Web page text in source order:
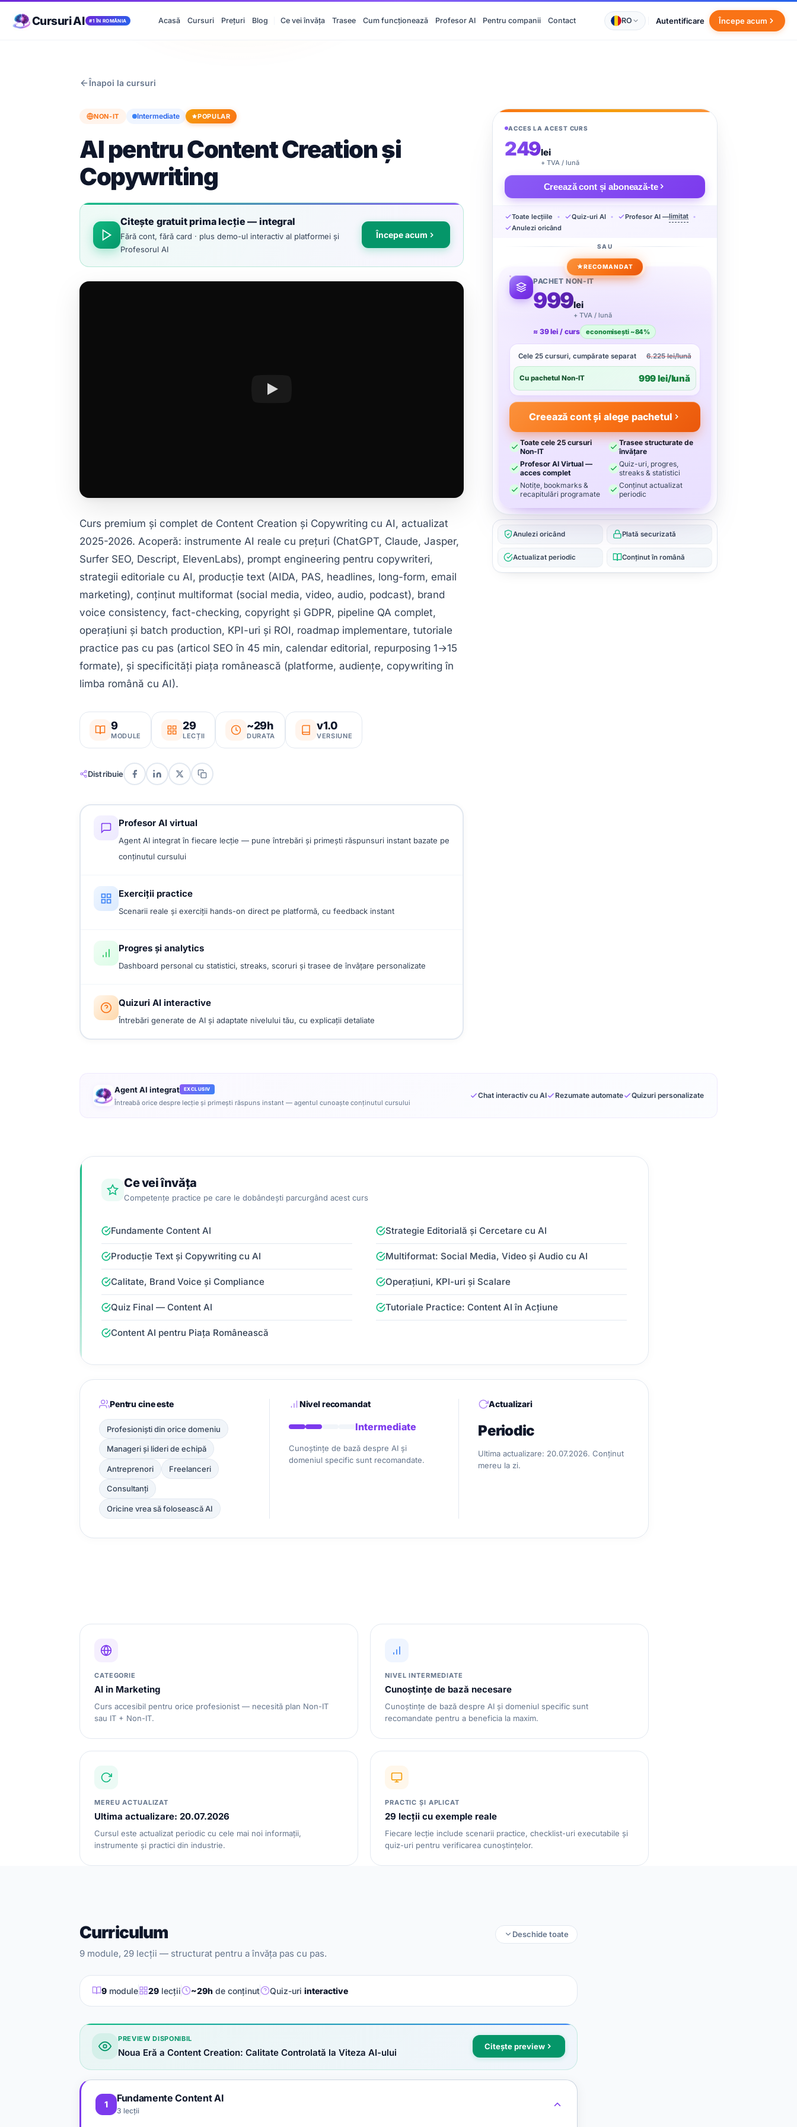
Cursuri AI #1 ÎN ROMÂNIA Acasă Cursuri Prețuri Blog Ce vei învăța Trasee Cum funcționează Profesor AI Pentru companii Contact RO Autentificare Începe acum
Înapoi la cursuri
NON-IT Intermediate POPULAR
AI pentru Content Creation și
Copywriting
Citește gratuit prima lecție — integral
Fără cont, fără card · plus demo-ul interactiv al platformei și
Profesorul AI
Începe acum
Curs premium și complet de Content Creation și Copywriting cu AI, actualizat
2025-2026. Acoperă: instrumente AI reale cu prețuri (ChatGPT, Claude, Jasper,
Surfer SEO, Descript, ElevenLabs), prompt engineering pentru copywriteri,
strategii editoriale cu AI, producție text (AIDA, PAS, headlines, long-form, email
marketing), conținut multiformat (social media, video, audio, podcast), brand
voice consistency, fact-checking, copyright și GDPR, pipeline QA complet,
operațiuni și batch production, KPI-uri și ROI, roadmap implementare, tutoriale
practice pas cu pas (articol SEO în 45 min, calendar editorial, repurposing 1→15
formate), și specificități piața românească (platforme, audiențe, copywriting în
limba română cu AI).
9
MODULE
29
LECȚII
~29h
DURATA
v1.0
VERSIUNE
Distribuie
Profesor AI virtual
Agent AI integrat în fiecare lecție — pune întrebări și primești răspunsuri instant bazate pe
conținutul cursului
Exerciții practice
Scenarii reale și exerciții hands-on direct pe platformă, cu feedback instant
Progres și analytics
Dashboard personal cu statistici, streaks, scoruri și trasee de învățare personalizate
Quizuri AI interactive
Întrebări generate de AI și adaptate nivelului tău, cu explicații detaliate
ACCES LA ACEST CURS
249lei
+ TVA / lună
Creează cont și abonează-te
Toate lecțiile Quiz-uri AI Profesor AI —limitat
Anulezi oricând
SAU
RECOMANDAT
PACHET NON-IT
999lei
+ TVA / lună
≈ 39 lei / curs economisești ~84%
Cele 25 cursuri, cumpărate separat 6.225 lei/lună
Cu pachetul Non-IT 999 lei/lună
Creează cont și alege pachetul
Toate cele 25 cursuri
Non-IT
Trasee structurate de
învățare
Profesor AI Virtual —
acces complet
Quiz-uri, progres,
streaks & statistici
Notițe, bookmarks &
recapitulări programate
Conținut actualizat
periodic
Anulezi oricând Plată securizată
Actualizat periodic Conținut în română
Agent AI integrat EXCLUSIV
Întreabă orice despre lecție și primești răspuns instant — agentul cunoaște conținutul cursului
Chat interactiv cu AI Rezumate automate Quizuri personalizate
Ce vei învăța
Competențe practice pe care le dobândești parcurgând acest curs
Fundamente Content AI Strategie Editorială și Cercetare cu AI
Producție Text și Copywriting cu AI Multiformat: Social Media, Video și Audio cu AI
Calitate, Brand Voice și Compliance Operațiuni, KPI-uri și Scalare
Quiz Final — Content AI Tutoriale Practice: Content AI în Acțiune
Content AI pentru Piața Românească
Pentru cine este
Profesioniști din orice domeniu
Manageri și lideri de echipă
Antreprenori Freelanceri
Consultanți
Oricine vrea să folosească AI
Nivel recomandat
Intermediate
Cunoștințe de bază despre AI și
domeniul specific sunt recomandate.
Actualizari
Periodic
Ultima actualizare: 20.07.2026. Conținut
mereu la zi.
CATEGORIE
AI in Marketing
Curs accesibil pentru orice profesionist — necesită plan Non-IT
sau IT + Non-IT.
NIVEL INTERMEDIATE
Cunoștințe de bază necesare
Cunoștințe de bază despre AI și domeniul specific sunt
recomandate pentru a beneficia la maxim.
MEREU ACTUALIZAT
Ultima actualizare: 20.07.2026
Cursul este actualizat periodic cu cele mai noi informații,
instrumente și practici din industrie.
PRACTIC ȘI APLICAT
29 lecții cu exemple reale
Fiecare lecție include scenarii practice, checklist-uri executabile și
quiz-uri pentru verificarea cunoștințelor.
Curriculum
9 module, 29 lecții — structurat pentru a învăța pas cu pas.
Deschide toate
9 module 29 lecții ~29h de conținut Quiz-uri interactive
PREVIEW DISPONIBIL
Noua Eră a Content Creation: Calitate Controlată la Viteza AI-ului
Citește preview
1
Fundamente Content AI
3 lecții